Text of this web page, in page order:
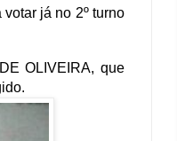
já no 2º turno
OLIVEIRA, que